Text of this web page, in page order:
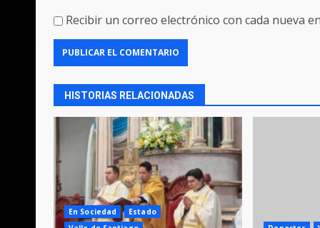
Recibir un correo electrónico con cada nueva
HISTORIAS RELACIONADAS
En Sociedad
Estado